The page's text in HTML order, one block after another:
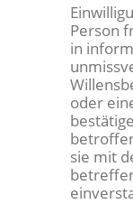
Person
in
oder
sie mit